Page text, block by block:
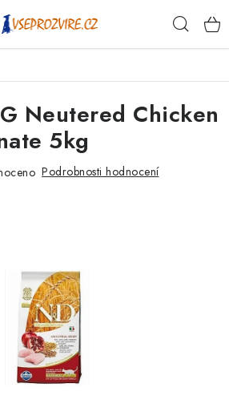
PTÁCI
Neutered Chicken
5kg
Podrobnosti hodnocení